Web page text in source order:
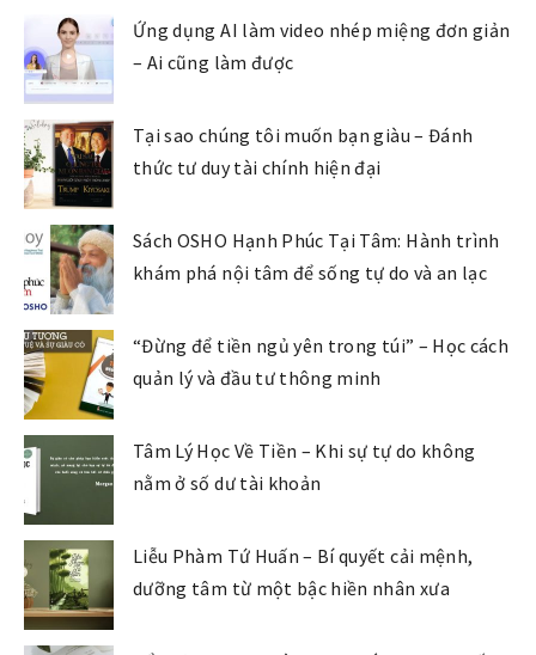
Ứng dụng AI làm video nhép miệng đơn giản
– Ai cũng làm được
Tại sao chúng tôi muốn bạn giàu – Đánh
thức tư duy tài chính hiện đại
Sách OSHO Hạnh Phúc Tại Tâm: Hành trình
khám phá nội tâm để sống tự do và an lạc
“Đừng để tiền ngủ yên trong túi” – Học cách
quản lý và đầu tư thông minh
Tâm Lý Học Về Tiền – Khi sự tự do không
nằm ở số dư tài khoản
Liễu Phàm Tứ Huấn – Bí quyết cải mệnh,
dưỡng tâm từ một bậc hiền nhân xưa